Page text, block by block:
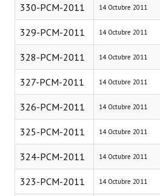
Concejales Mandato Cumplido
Programas
Constitución Nacional
Constitución Provincial
Carta Orgánica 2007
Reglamento Interno
330-PCM-2011 14 Octubre 2011
329-PCM-2011 14 Octubre 2011
328-PCM-2011 14 Octubre 2011
327-PCM-2011 14 Octubre 2011
326-PCM-2011 14 Octubre 2011
325-PCM-2011 14 Octubre 2011
324-PCM-2011 14 Octubre 2011
323-PCM-2011 14 Octubre 2011